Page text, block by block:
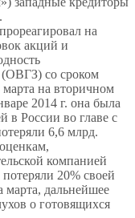
на
акций и
(ОВГЗ) со сроком
на вторичном
2014 г. она была
в России во главе с
6,6 млрд.
компанией
20% своей
марта, дальнейшее
о готовящихся